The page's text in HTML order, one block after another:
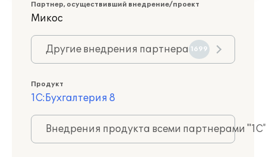
Партнер, осуществивший внедрение/проект
Микос
Другие внедрения партнера 1699
Продукт
1С:Бухгалтерия 8
Внедрения продукта всеми партнерами